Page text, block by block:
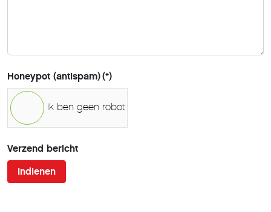
Honeypot (antispam)(*)
Ik ben geen robot
Verzend bericht
Indienen